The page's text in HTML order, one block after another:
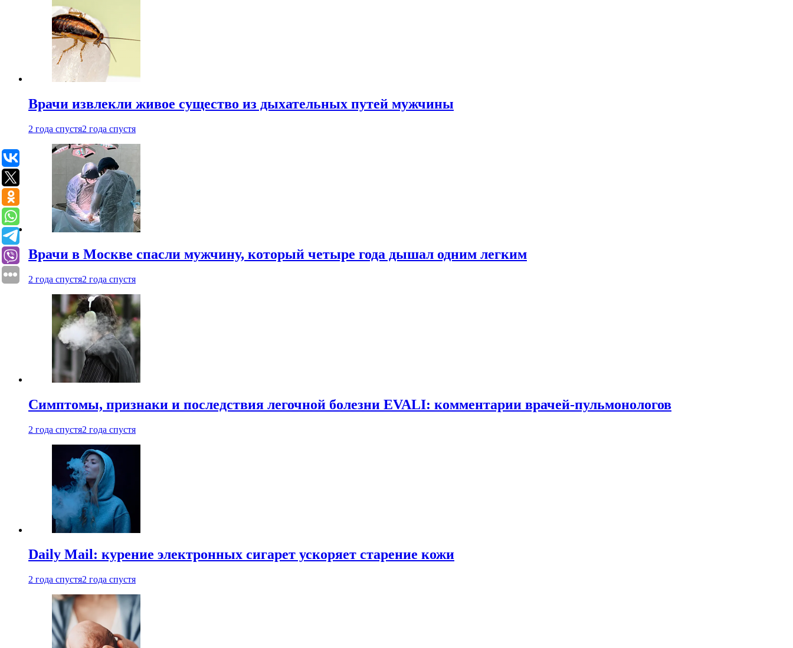
Врачи извлекли живое существо из дыхательных путей мужчины
2 года спустя2 года спустя
Врачи в Москве спасли мужчину, который четыре года дышал одним легким
2 года спустя2 года спустя
Симптомы, признаки и последствия легочной болезни EVALI: комментарии врачей-пульмонологов
2 года спустя2 года спустя
Daily Mail: курение электронных сигарет ускоряет старение кожи
2 года спустя2 года спустя